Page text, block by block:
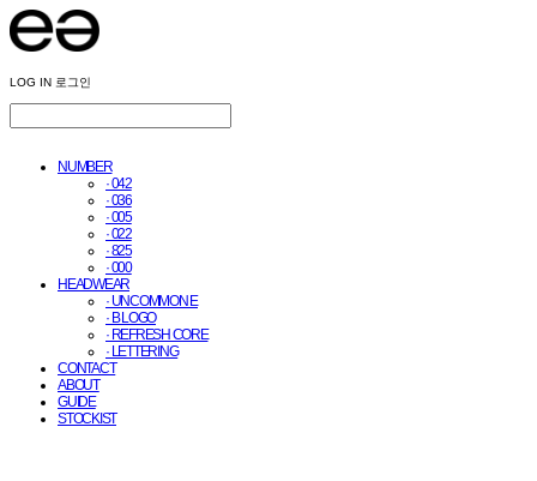
LOG IN 로그인
NUMBER
· 042
· 036
· 005
· 022
· 825
· 000
HEADWEAR
· UNCOMMON E
· B LOGO
· REFRESH CORE
· LETTERING
CONTACT
ABOUT
GUIDE
STOCKIST